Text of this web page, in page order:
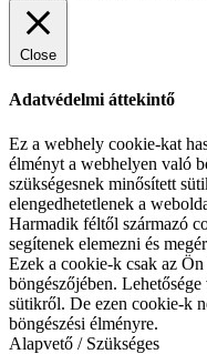
Close
Adatvédelmi áttekintő
Ez a webhely cookie-kat
élményt a webhelyen való
szükségesnek minősített
elengedhetetlenek a
Harmadik féltől származó
segítenek elemezni és
Ezek a cookie-k csak az
böngészőjében.
sütikről. De ezen cookie-k
böngészési élményre.
Alapvető / Szükséges